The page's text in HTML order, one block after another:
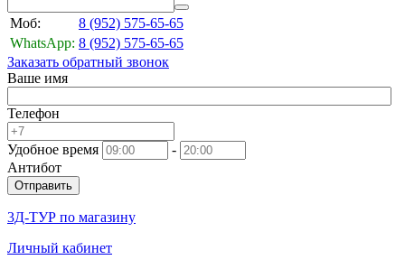
Моб: 8 (952) 575-65-65
WhatsApp: 8 (952) 575-65-65
Заказать обратный звонок
Ваше имя
Телефон
Удобное время
-
Антибот
Отправить
3Д-ТУР по магазину
Личный кабинет